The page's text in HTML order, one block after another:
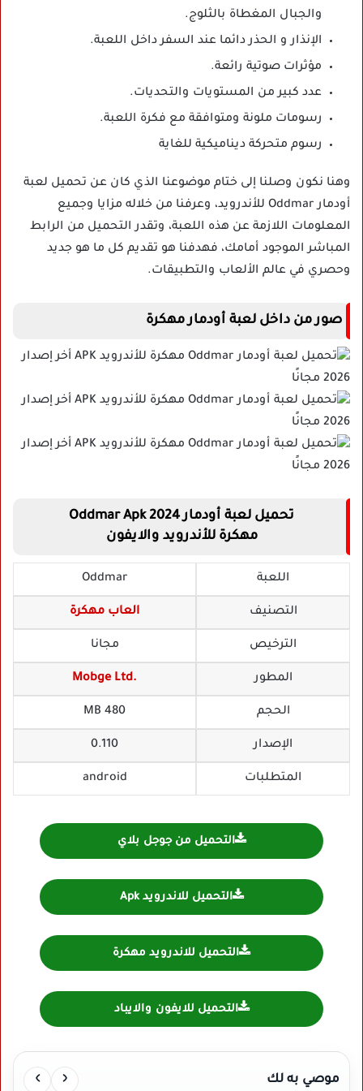
والجبال المغطاة بالثلوج.
الإنذار و الحذر دائما عند السفر داخل اللعبة.
مؤثرات صوتية رائعة.
عدد كبير من المستويات والتحديات.
رسومات ملونة ومتوافقة مع فكرة اللعبة.
رسوم متحركة ديناميكية للغاية
وهنا نكون وصلنا إلى ختام موضوعنا الذي كان عن تحميل لعبة
أودمار Oddmar للأندرويد، وعرفنا من خلاله مزايا وجميع
المعلومات اللازمة عن هذه اللعبة، وتقدر التحميل من الرابط
المباشر الموجود أمامك، فهدفنا هو تقديم كل ما هو جديد
وحصري في عالم الألعاب والتطبيقات.
صور من داخل لعبة أودمار مهكرة
تحميل لعبة أودمار Oddmar Apk 2024
مهكرة للأندرويد والايفون
اللعبة Oddmar
التصنيف العاب مهكرة
الترخيص مجانا
المطور Mobge Ltd.
الحجم 480 MB
الإصدار 0.110
المتطلبات android
التحميل من جوجل بلاي
التحميل للاندرويد Apk
التحميل للاندرويد مهكرة
التحميل للايفون والايباد
موصي به لك ‹
›